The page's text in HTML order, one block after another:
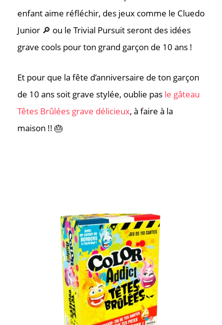
Où nous
enfant aime réfléchir, des jeux comme le Cluedo
Junior 🔎 ou le Trivial Pursuit seront des idées
grave cools pour ton grand garçon de 10 ans !
Et pour que la fête d’anniversaire de ton garçon
de 10 ans soit grave stylée, oublie pas le gâteau
Têtes Brûlées grave délicieux, à faire à la
maison !! 🎂